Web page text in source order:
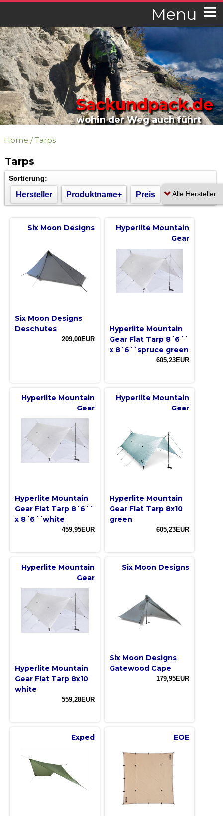
Menu
Sackundpack.de
wohin der Weg auch führt
Home /Tarps
Tarps
Sortierung:
Hersteller Produktname+ Preis
Six Moon Designs
Six Moon Designs
Deschutes
209,00EUR
Hyperlite Mountain
Gear
Hyperlite Mountain
Gear Flat Tarp 8´6´´
x 8´6´´spruce green
605,23EUR
Hyperlite Mountain
Gear
Hyperlite Mountain
Gear Flat Tarp 8´6´´
x 8´6´´white
459,95EUR
Hyperlite Mountain
Gear
Hyperlite Mountain
Gear Flat Tarp 8x10
green
605,23EUR
Hyperlite Mountain
Gear
Hyperlite Mountain
Gear Flat Tarp 8x10
white
559,28EUR
Six Moon Designs
Six Moon Designs
Gatewood Cape
179,95EUR
Exped EOE